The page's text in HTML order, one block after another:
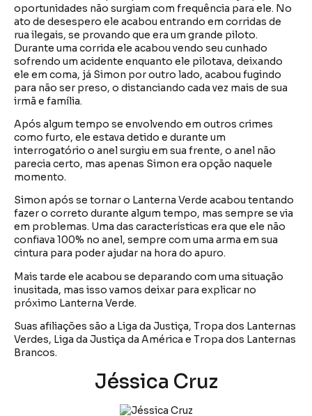
oportunidades não surgiam com frequência para ele. No
ato de desespero ele acabou entrando em corridas de
rua ilegais, se provando que era um grande piloto.
Durante uma corrida ele acabou vendo seu cunhado
sofrendo um acidente enquanto ele pilotava, deixando
ele em coma, já Simon por outro lado, acabou fugindo
para não ser preso, o distanciando cada vez mais de sua
irmã e família.
Após algum tempo se envolvendo em outros crimes
como furto, ele estava detido e durante um
interrogatório o anel surgiu em sua frente, o anel não
parecia certo, mas apenas Simon era opção naquele
momento.
Simon após se tornar o Lanterna Verde acabou tentando
fazer o correto durante algum tempo, mas sempre se via
em problemas. Uma das características era que ele não
confiava 100% no anel, sempre com uma arma em sua
cintura para poder ajudar na hora do apuro.
Mais tarde ele acabou se deparando com uma situação
inusitada, mas isso vamos deixar para explicar no
próximo Lanterna Verde.
Suas afiliações são a Liga da Justiça, Tropa dos Lanternas
Verdes, Liga da Justiça da América e Tropa dos Lanternas
Brancos.
Jéssica Cruz